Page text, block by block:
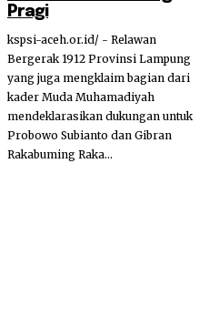
Pragi
kspsi-aceh.or.id/ - Relawan
Bergerak 1912 Provinsi Lampung
yang juga mengklaim bagian dari
kader Muda Muhamadiyah
mendeklarasikan dukungan untuk
Probowo Subianto dan Gibran
Rakabuming Raka...